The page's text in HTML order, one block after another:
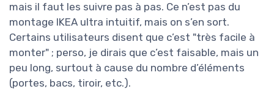
mais il faut les suivre pas à pas. Ce n’est pas du
montage IKEA ultra intuitif, mais on s’en sort.
Certains utilisateurs disent que c’est "très facile à
monter" ; perso, je dirais que c’est faisable, mais un
peu long, surtout à cause du nombre d’éléments
(portes, bacs, tiroir, etc.).